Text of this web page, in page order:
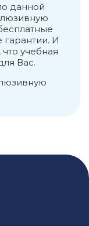
и
Именно в
наиболее
в
данной
гарантии. И
учебная
Вас.